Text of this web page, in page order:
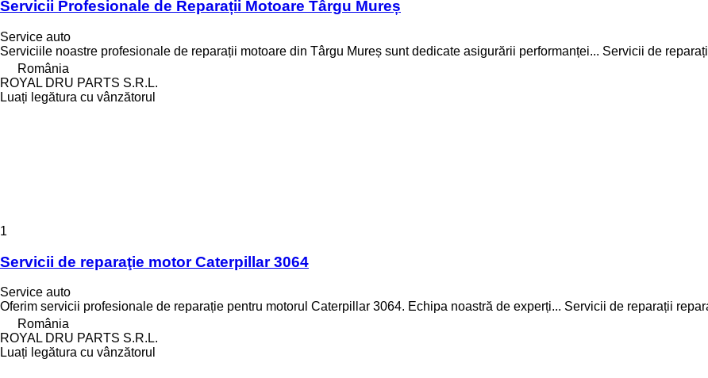
Servicii Profesionale de Reparații Motoare Târgu Mureș
Service auto
Serviciile noastre profesionale de reparații motoare din Târgu Mureș sunt dedicate asigurării performanței... Servicii de
România
ROYAL DRU PARTS S.R.L.
Luați legătura cu vânzătorul
1
Servicii de reparaţie motor Caterpillar 3064
Service auto
Oferim servicii profesionale de reparație pentru motorul Caterpillar 3064. Echipa noastră de experți... Servicii de reparații
România
ROYAL DRU PARTS S.R.L.
Luați legătura cu vânzătorul